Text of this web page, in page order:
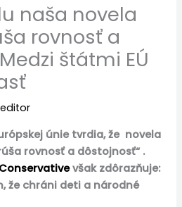
naša novela
rovnosť a
štátmi EÚ
editor
únie tvrdia, že novela
rovnosť a dôstojnosť“ .
však zdôrazňuje:
že chráni deti a národné